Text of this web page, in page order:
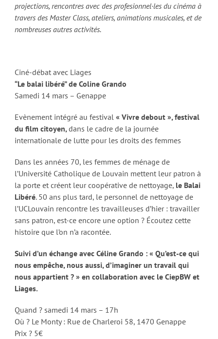
projections, rencontres avec des profesionnel·les du cinéma à
travers des Master Class, ateliers, animations musicales, et de
nombreuses autres activités.
Ciné-débat avec Liages
“Le balai libéré” de Coline Grando
Samedi 14 mars – Genappe
Evènement intégré au festival « Vivre debout », festival
du film citoyen,dans le cadre de la journée
internationale de lutte pour les droits des femmes
Dans les années 70, les femmes de ménage de
l’Université Catholique de Louvain mettent leur patron à
la porte et créent leur coopérative de nettoyage, le Balai
Libéré. 50 ans plus tard, le personnel de nettoyage de
l’UCLouvain rencontre les travailleuses d’hier : travailler
sans patron, est-ce encore une option ? Écoutez cette
histoire que l’on n’a racontée.
Suivi d’un échange avec Céline Grando : « Qu’est-ce qui
nous empêche, nous aussi, d’imaginer un travail qui
nous appartient ? » en collaboration avec le CiepBW et
Liages.
Quand ? samedi 14 mars – 17h
Où ? Le Monty : Rue de Charleroi 58, 1470 Genappe
Prix ? 5€